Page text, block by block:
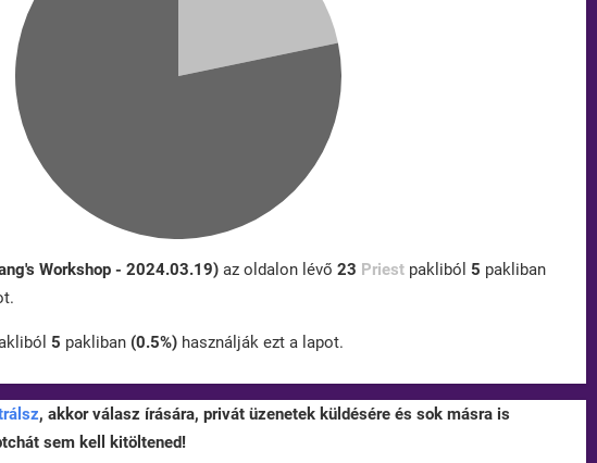
Workshop - 2024.03.19) az oldalon lévő 23 Priest pakliból 5 pakliban
5 pakliban (0.5%) használják ezt a lapot.
, akkor válasz írására, privát üzenetek küldésére és sok másra is
sem kell kitöltened!